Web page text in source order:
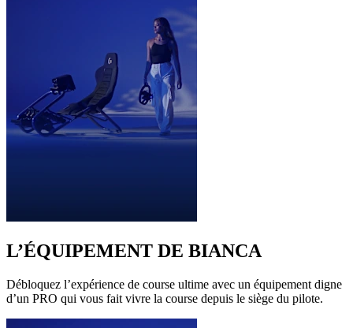
L’ÉQUIPEMENT DE BIANCA
Débloquez l’expérience de course ultime avec un équipement digne
d’un PRO qui vous fait vivre la course depuis le siège du pilote.